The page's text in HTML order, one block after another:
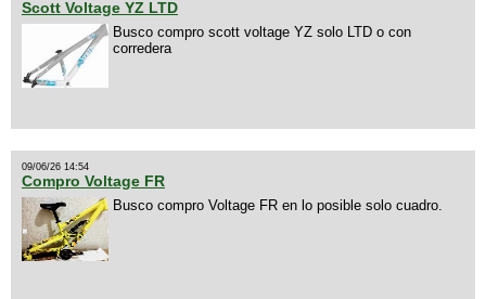
Scott Voltage YZ LTD
Busco compro scott voltage YZ solo LTD o con
corredera
09/06/26 14:54
Compro Voltage FR
Busco compro Voltage FR en lo posible solo cuadro.